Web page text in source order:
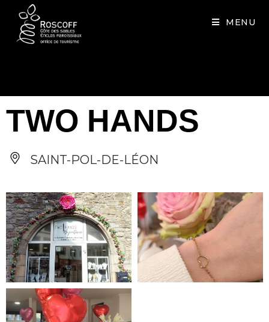
MENU
TWO HANDS
SAINT-POL-DE-LÉON
Cookies management panel